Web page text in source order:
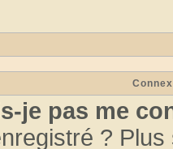
je pas me
?